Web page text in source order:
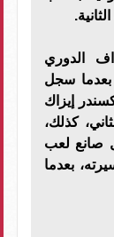
الدوري
بعدما سجل
أليكسندر إيزاك
كذلك،
صانع لعب
بعدما